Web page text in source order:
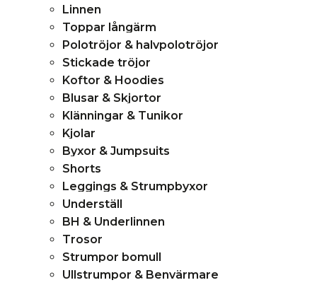
Linnen
Toppar långärm
Polotröjor & halvpolotröjor
Stickade tröjor
Koftor & Hoodies
Blusar & Skjortor
Klänningar & Tunikor
Kjolar
Byxor & Jumpsuits
Shorts
Leggings & Strumpbyxor
Underställ
BH & Underlinnen
Trosor
Strumpor bomull
Ullstrumpor & Benvärmare